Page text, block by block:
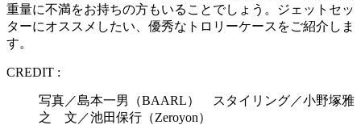
重量に不満をお持ちの方もいることでしょう。ジェットセッ
ターにオススメしたい、優秀なトロリーケースをご紹介しま
す。
CREDIT :
写真／島本一男（BAARL） スタイリング／小野塚雅
之 文／池田保行（Zeroyon）